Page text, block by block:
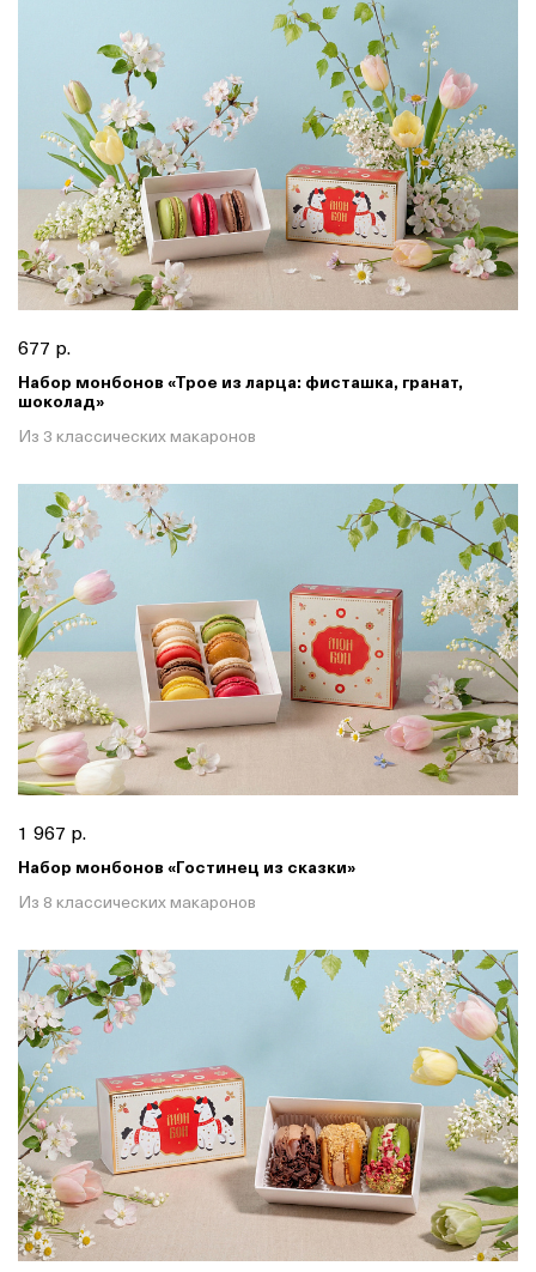
677 р.
Набор монбонов «Трое из ларца: фисташка, гранат,
шоколад»
Из 3 классических макаронов
1 967 р.
Набор монбонов «Гостинец из сказки»
Из 8 классических макаронов